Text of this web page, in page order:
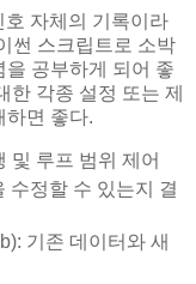
자체의 기록이라
썬 스크립트로 소박
공부하게 되어 좋
각종 설정 또는 제
하면 좋다.
및 루프 범위 제어
수정할 수 있는지 결
기존 데이터와 새